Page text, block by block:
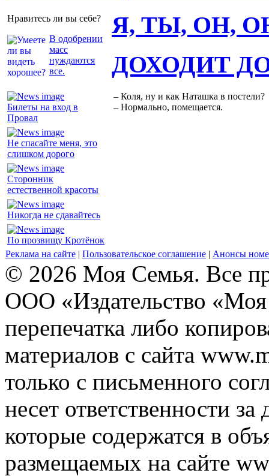
Нравитесь ли вы себе?
В одобрении
масс
нуждаются
все.
Я, ТЫ, ОН,
Билеты на вход в
Провал
Не спасайте меня, это
слишком дорого
Сторонник
естественной красоты
Никогда не сдавайтесь
По прозвищу Кротёнок
ДОХОДИТ
– Коля, ну и как Наташка в постели?
– Нормально, помещается.
Реклама на сайте | Пользовательское соглашение | Анонсы
© 2026 Моя Семья. Все
ООО «Издательство
перепечатка либо
материалов с сайта
только с письменного
несет ответственности
которые содержатся в
размещаемых на сайте